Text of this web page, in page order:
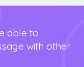
able to
with other